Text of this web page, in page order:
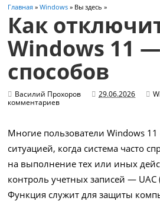
Главная »Windows » Вы здесь »
Как
Windows 11
способов
Василий Прохоров 29.06.2026
комментариев
Многие пользователи Windows 11
ситуацией, когда система часто
на выполнение тех или иных
контроль учетных записей — UAC
Функция служит для защиты